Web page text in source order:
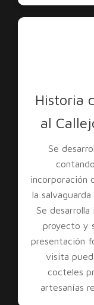
Historia
al
Se
incorporación
la
Se
proyecto y
presentación
visita
cocteles
artesanías